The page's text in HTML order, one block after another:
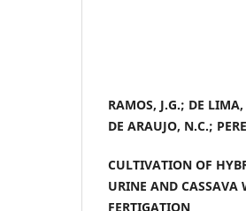
RAMOS, J.G.; DE
DE ARAUJO, N.C.;
CULTIVATION OF
URINE AND CASSAVA
FERTIGATION